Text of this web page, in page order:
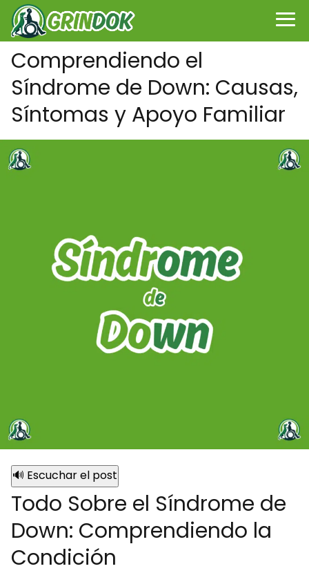
Comprendiendo el
Síndrome de Down: Causas,
Síntomas y Apoyo Familiar
🔊 Escuchar el post
Todo Sobre el Síndrome de
Down: Comprendiendo la
Condición